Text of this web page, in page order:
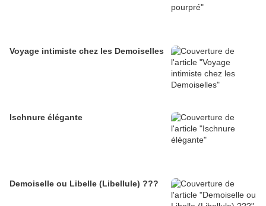
Voyage intimiste chez les Demoiselles
Ischnure élégante
Demoiselle ou Libelle (Libellule) ???